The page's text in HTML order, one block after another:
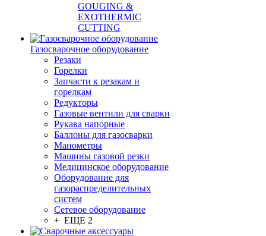
GOUGING &
EXOTHERMIC
CUTTING
Газосварочное оборудование
Резаки
Горелки
Запчасти к резакам и
горелкам
Редукторы
Газовые вентили для сварки
Рукава напорные
Баллоны для газосварки
Манометры
Машины газовой резки
Медицинское оборудование
Оборудование для
газораспределительных
систем
Сетевое оборудование
+ ЕЩЕ 2